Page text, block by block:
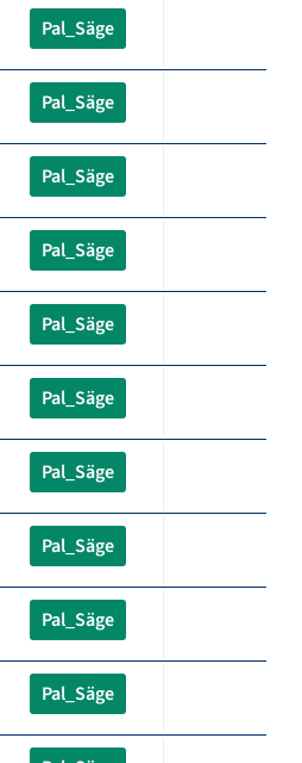
Pal_Säge
Pal_Säge
Pal_Säge
Pal_Säge
Pal_Säge
Pal_Säge
Pal_Säge
Pal_Säge
Pal_Säge
Pal_Säge